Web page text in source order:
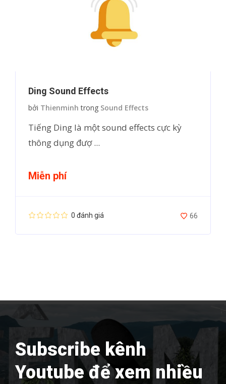
Ding Sound Effects
bởi Thienminh trong Sound Effects
Tiếng Ding là một sound effects cực kỳ
thông dụng đượ ...
Miễn phí
0 đánh giá 66
Subscribe kênh
Youtube để xem nhiều